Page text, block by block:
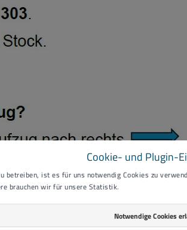
Cookie- und Plugin-
betreiben, ist es für uns notwendig Cookies zu
brauchen wir für unsere Statistik.
Notwendige Cookies